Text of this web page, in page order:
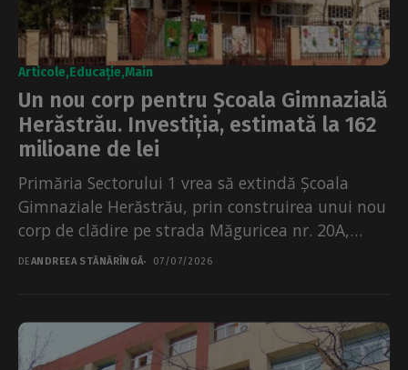
Articole Educație Main
Un nou corp pentru Școala Gimnazială
Herăstrău. Investiția, estimată la 162
milioane de lei
Primăria Sectorului 1 vrea să extindă Școala
Gimnaziale Herăstrău, prin construirea unui nou
corp de clădire pe strada Măguricea nr. 20A,
potrivit unui...
DEANDREEA STĂNĂRÎNGĂ 07/07/2026